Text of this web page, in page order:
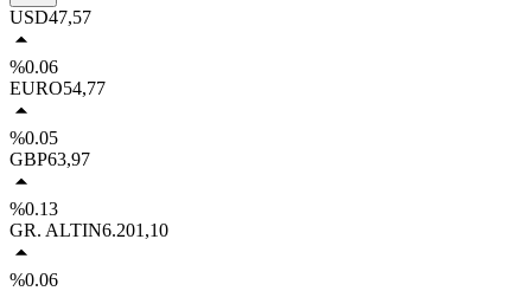
USD47,57
%0.06
EURO54,77
%0.05
GBP63,97
%0.13
GR. ALTIN6.201,10
%0.06